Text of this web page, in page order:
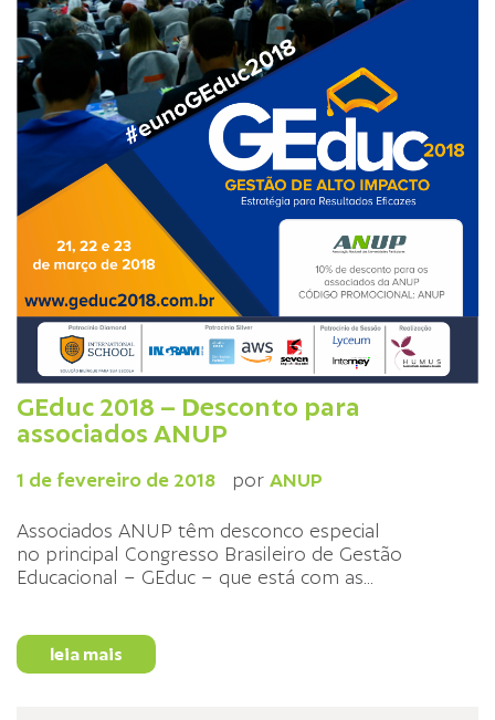
GEduc 2018 – Desconto para
associados ANUP
1 de fevereiro de 2018 por ANUP
Associados ANUP têm desconco especial
no principal Congresso Brasileiro de Gestão
Educacional – GEduc – que está com as...
leia mais